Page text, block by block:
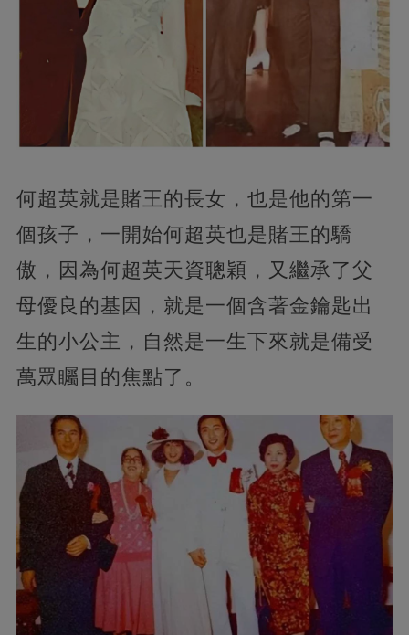
何超英就是賭王的長女，也是他的第一
個孩子，一開始何超英也是賭王的驕
傲，因為何超英天資聰穎，又繼承了父
母優良的基因，就是一個含著金鑰匙出
生的小公主，自然是一生下來就是備受
萬眾矚目的焦點了。